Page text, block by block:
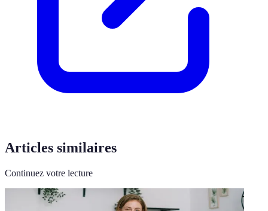
Articles similaires
Continuez votre lecture